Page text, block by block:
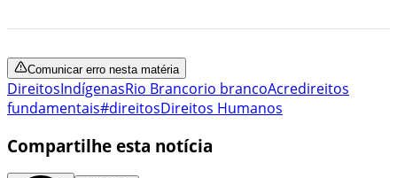
Comunicar erro nesta matéria
DireitosIndígenasRio Brancorio brancoAcredireitos
fundamentais#direitosDireitos Humanos
Compartilhe esta notícia